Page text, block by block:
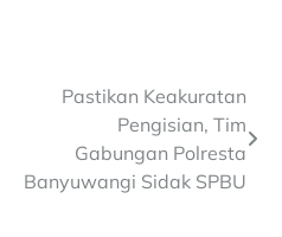
Pastikan Keakuratan
Pengisian, Tim
Gabungan Polresta
Banyuwangi Sidak SPBU